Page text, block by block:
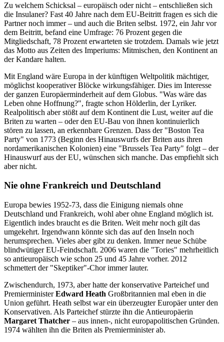
Zu welchem Schicksal – europäisch oder nicht – entschließen sich
die Insulaner? Fast 40 Jahre nach dem EU-Beitritt fragen es sich die
Partner noch immer – und auch die Briten selbst. 1972, ein Jahr vor
dem Beitritt, befand eine Umfrage: 76 Prozent gegen die
Mitgliedschaft, 78 Prozent erwarteten sie trotzdem. Damals wie jetzt
das Motto aus Zeiten des Imperiums: Mitmischen, den Kontinent an
der Kandare halten.
Mit England wäre Europa in der künftigen Weltpolitik mächtiger,
möglichst kooperativer Blöcke wirkungsfähiger. Dies im Interesse
der ganzen Europäerminderheit auf dem Globus. "Was wäre das
Leben ohne Hoffnung?", fragte schon Hölderlin, der Lyriker.
Realpolitisch aber stößt auf dem Kontinent die Lust, weiter auf die
Briten zu warten – oder den EU-Bau von ihnen kontinuierlich
stören zu lassen, an erkennbare Grenzen. Dass der "Boston Tea
Party" von 1773 (Beginn des Hinauswurfs der Briten aus ihren
nordamerikanischen Kolonien) eine "Brussels Tea Party" folgt – der
Hinauswurf aus der EU, wünschen sich manche. Das empfiehlt sich
aber nicht.
Nie ohne Frankreich und Deutschland
Europa bewies 1952-73, dass die Einigung niemals ohne
Deutschland und Frankreich, wohl aber ohne England möglich ist.
Eigentlich indes braucht es die Briten. Weit mehr noch gilt das
umgekehrt. Irgendwann könnte sich das auf den Inseln noch
herumsprechen. Vieles aber gibt zu denken. Immer neue Schübe
blindwütiger EU-Feindschaft. 2006 waren die "Tories" mehrheitlich
so antieuropäisch wie schon 25 und 45 Jahre vorher. 2012
schmettert der "Skeptiker"-Chor immer lauter.
Zwischendurch, 1973, aber hatte der konservative Parteichef und
PremierministerEdward Heath Großbritannien mal eben in die
Union geführt. Heath selbst war ein überzeugter Europäer unter den
Konservativen. Als Parteichef stürzte ihn die Antieuropäerin
Margaret Thatcher – aus innen-, nicht europapolitischen Gründen.
1974 wählten ihn die Briten als Premierminister ab.